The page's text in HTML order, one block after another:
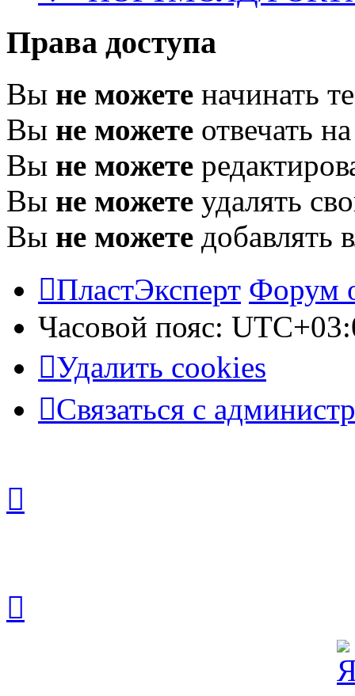
Права доступа
Вы не можете начинать
Вы не можете отвечать
Вы не можете
Вы не можете удалять
Вы не можете добавлять
ПластЭксперт Форум
Часовой пояс:
Удалить cookies
Связаться с